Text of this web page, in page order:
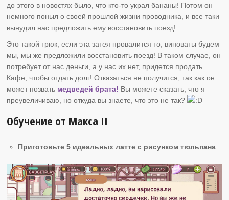
до этого в новостях было, что кто-то украл бананы! Потом он
немного поныл о своей прошлой жизни проводника, и все таки
вынудил нас предложить ему восстановить поезд!
Это такой трюк, если эта затея провалится то, виноваты будем
мы, мы же предложили восстановить поезд! В таком случае, он
потребует от нас деньги, а у нас их нет, придется продать
Кафе, чтобы отдать долг! Отказаться не получится, так как он
может позвать медведей брата! Вы можете сказать, что я
преувеличиваю, но откуда вы знаете, что это не так?
Обучение от Макса II
Приготовьте 5 идеальных латте с рисунком тюльпана